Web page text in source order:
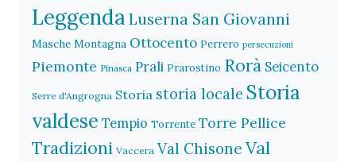
Leggenda Luserna San Giovanni
Masche Montagna Ottocento Perrero persecuzioni
Piemonte Pinasca Prali Prarostino Rorà Seicento
Serre d'Angrogna Storia storia locale Storia
valdese Tempio Torrente Torre Pellice
Tradizioni Vaccera Val Chisone Val